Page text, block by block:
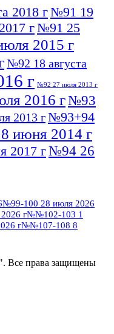
2018 г№91 19
г№91 25
2015 г
№92 18 августа
г №92 27 июля 2013 г
2016 г№93
2013 г№93+94
июня 2014 г
2017 г№94 26
3 августа
9 августа
2012 г
№99-100 28 июля 2026
г№№102-103 1
г№№107-108 8
Все права защищены